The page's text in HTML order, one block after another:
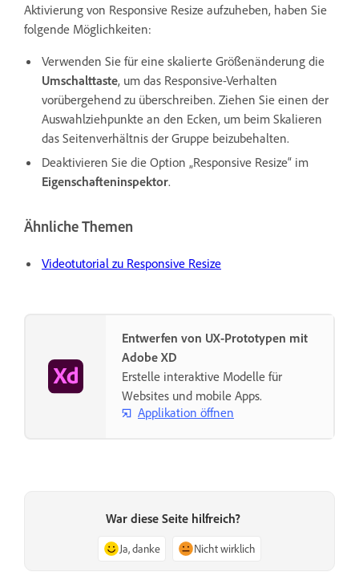
Aktivierung von Responsive Resize aufzuheben, haben Sie
folgende Möglichkeiten:
Verwenden Sie für eine skalierte Größenänderung die
Umschalttaste, um das Responsive-Verhalten
vorübergehend zu überschreiben. Ziehen Sie einen der
Auswahlziehpunkte an den Ecken, um beim Skalieren
das Seitenverhältnis der Gruppe beizubehalten.
Deaktivieren Sie die Option „Responsive Resize“ im
Eigenschafteninspektor.
Ähnliche Themen
Videotutorial zu Responsive Resize
Entwerfen von UX-Prototypen mit
Adobe XD
Erstelle interaktive Modelle für
Websites und mobile Apps.
Applikation öffnen
War diese Seite hilfreich?
Ja, danke Nicht wirklich